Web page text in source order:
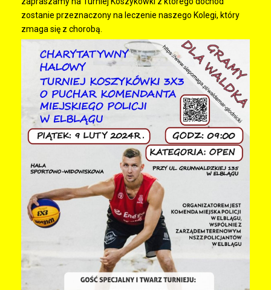
zostanie przeznaczony na leczenie naszego Kolegi, który
zmaga się z chorobą.